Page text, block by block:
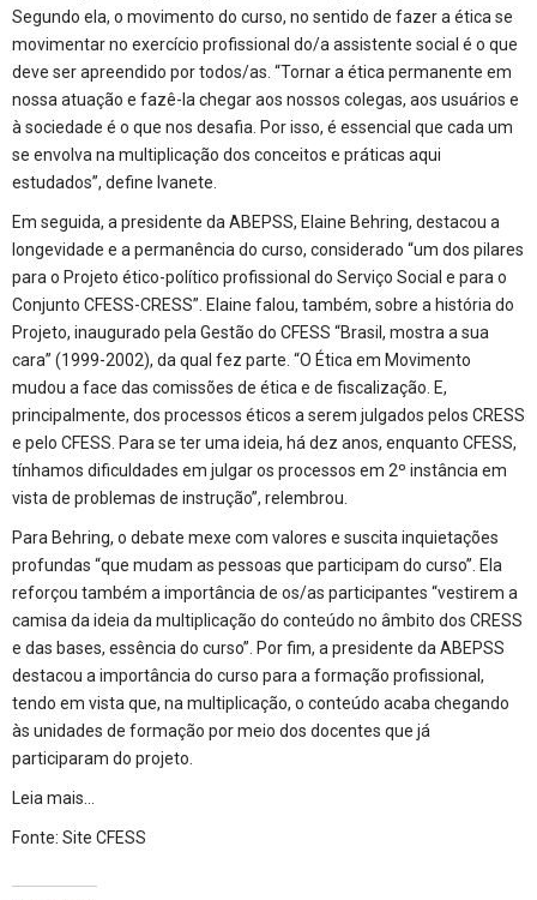
Segundo ela, o movimento do curso, no sentido de fazer a ética se
movimentar no exercício profissional do/a assistente social é o que
deve ser apreendido por todos/as. “Tornar a ética permanente em
nossa atuação e fazê-la chegar aos nossos colegas, aos usuários e
à sociedade é o que nos desafia. Por isso, é essencial que cada um
se envolva na multiplicação dos conceitos e práticas aqui
estudados”, define Ivanete.
Em seguida, a presidente da ABEPSS, Elaine Behring, destacou a
longevidade e a permanência do curso, considerado “um dos pilares
para o Projeto ético-político profissional do Serviço Social e para o
Conjunto CFESS-CRESS”. Elaine falou, também, sobre a história do
Projeto, inaugurado pela Gestão do CFESS “Brasil, mostra a sua
cara” (1999-2002), da qual fez parte. “O Ética em Movimento
mudou a face das comissões de ética e de fiscalização. E,
principalmente, dos processos éticos a serem julgados pelos CRESS
e pelo CFESS. Para se ter uma ideia, há dez anos, enquanto CFESS,
tínhamos dificuldades em julgar os processos em 2º instância em
vista de problemas de instrução”, relembrou.
Para Behring, o debate mexe com valores e suscita inquietações
profundas “que mudam as pessoas que participam do curso”. Ela
reforçou também a importância de os/as participantes “vestirem a
camisa da ideia da multiplicação do conteúdo no âmbito dos CRESS
e das bases, essência do curso”. Por fim, a presidente da ABEPSS
destacou a importância do curso para a formação profissional,
tendo em vista que, na multiplicação, o conteúdo acaba chegando
às unidades de formação por meio dos docentes que já
participaram do projeto.
Leia mais…
Fonte: Site CFESS